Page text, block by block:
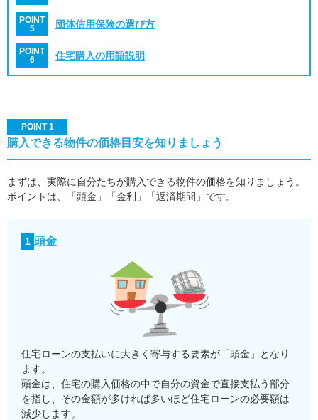
POINT
5
団体信用保険の選び方
POINT
6
住宅購入の用語説明
POINT 1
購入できる物件の価格目安を知りましょう
まずは、実際に自分たちが購入できる物件の価格を知りましょう。
ポイントは、「頭金」「金利」「返済期間」です。
1 頭金
住宅ローンの支払いに大きく寄与する要素が「頭金」となり
ます。
頭金は、住宅の購入価格の中で自分の資金で直接支払う部分
を指し、その金額が多ければ多いほど住宅ローンの必要額は
減少します。